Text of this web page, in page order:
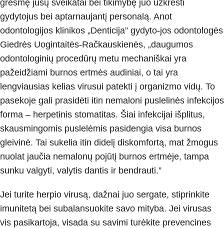
grėsmę jūsų sveikatai bei tikimybę juo užkrėsti
gydytojus bei aptarnaujantį personalą. Anot
odontologijos klinikos „Denticija” gydyto-jos odontologės
Giedrės Uogintaitės-Račkauskienės, „daugumos
odontologinių procedūrų metu mechaniškai yra
pažeidžiami burnos ertmės audiniai, o tai yra
lengviausias kelias virusui patekti į organizmo vidų. To
pasekoje gali prasidėti itin nemaloni puslelinės infekcijos
forma – herpetinis stomatitas. Šiai infekcijai išplitus,
skausmingomis puslelėmis pasidengia visa burnos
gleivinė. Tai sukelia itin didelį diskomfortą, mat žmogus
nuolat jaučia nemalonų pojūtį burnos ertmėje, tampa
sunku valgyti, valytis dantis ir bendrauti.”
Jei turite herpio virusą, dažnai juo sergate, stiprinkite
imunitetą bei subalansuokite savo mityba. Jei virusas
vis pasikartoja, visada su savimi turėkite prevencines